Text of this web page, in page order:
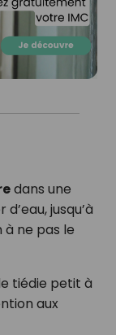
dans une
jusqu’à
ne pas le
tiédie petit à
aux